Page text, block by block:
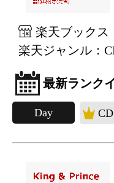
楽天ブックス
楽天ジャンル：
最新ランク
Day